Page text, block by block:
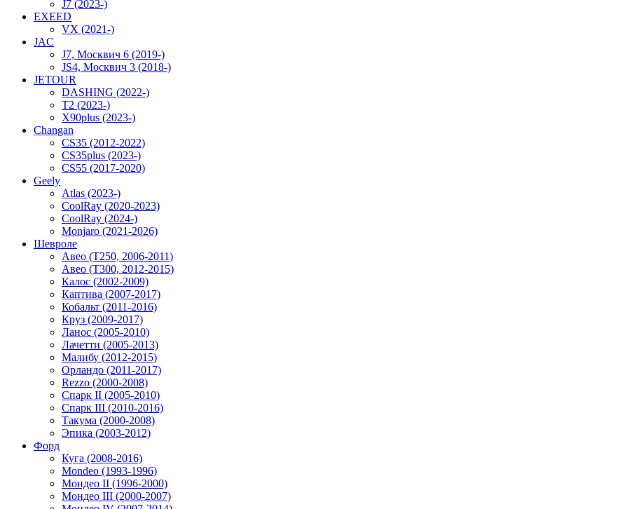
J7 (2023-)
EXEED
VX (2021-)
JAC
J7, Москвич 6 (2019-)
JS4, Москвич 3 (2018-)
JETOUR
DASHING (2022-)
T2 (2023-)
X90plus (2023-)
Changan
CS35 (2012-2022)
CS35plus (2023-)
CS55 (2017-2020)
Geely
Atlas (2023-)
CoolRay (2020-2023)
CoolRay (2024-)
Monjaro (2021-2026)
Шевроле
Авео (T250, 2006-2011)
Авео (T300, 2012-2015)
Калос (2002-2009)
Каптива (2007-2017)
Кобальт (2011-2016)
Круз (2009-2017)
Ланос (2005-2010)
Лачетти (2005-2013)
Малибу (2012-2015)
Орландо (2011-2017)
Rezzo (2000-2008)
Спарк II (2005-2010)
Спарк III (2010-2016)
Такума (2000-2008)
Эпика (2003-2012)
Форд
Куга (2008-2016)
Mondeo (1993-1996)
Мондео II (1996-2000)
Мондео III (2000-2007)